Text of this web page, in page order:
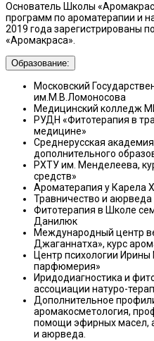
Основатель Школы
программ по ароматерапии и
2019 года зарегистрированы
«Аромакраса».
Образование:
Московский
им.М.В.Ломоносова
Медицинский колледж
РУДН «Фитотерапия в
медицине»
Среднерусская
дополнительного
РХТУ им. Менделеева,
средств»
Ароматерапия у Карела
Травничество и
Фитотерапия в Школе
Данилюк
Международный центр
Джаганнатха», курс
Центр психологии
парфюмерия»
Иридодиагностика и
ассоциации натуро-
Дополнительное
аромакосметология,
помощи эфирных масел,
и аюрведа.